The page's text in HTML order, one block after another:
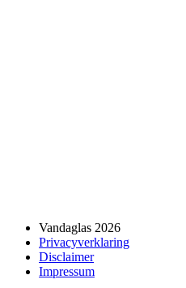
Vandaglas 2026
Privacyverklaring
Disclaimer
Impressum